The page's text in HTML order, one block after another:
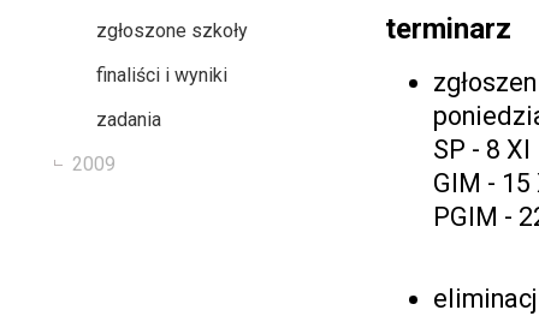
zgłoszone szkoły
finaliści i wyniki
zadania
2009
terminarz
SP - 8 XI
GIM - 15
PGIM -